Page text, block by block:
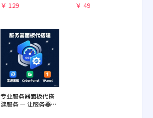
门教程
￥ 129 ￥ 49
专业服务器面板代搭
建服务 — 让服务器管